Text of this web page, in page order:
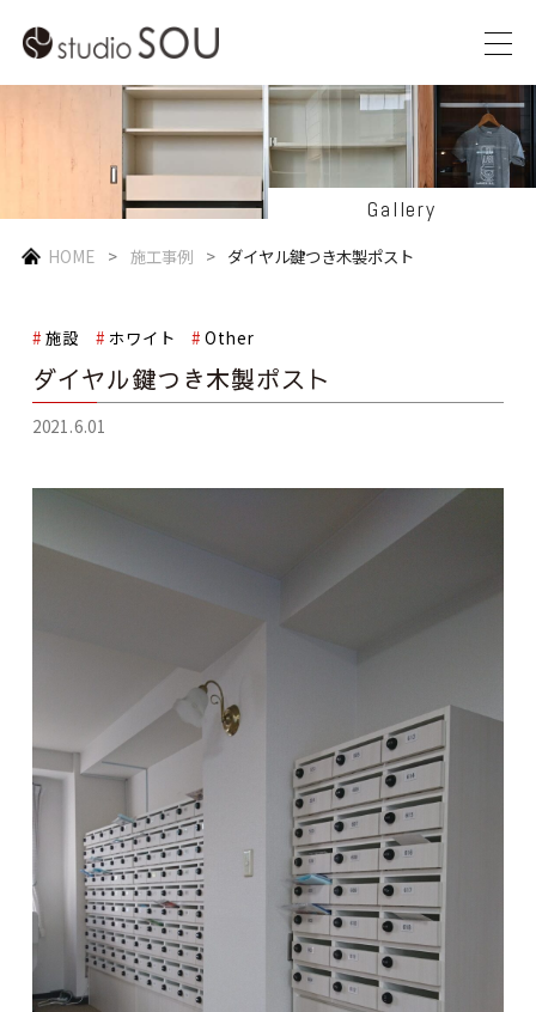
Gallery
HOME 施工事例 ダイヤル鍵つき木製ポスト
施設 ホワイト Other
ダイヤル鍵つき木製ポスト
2021.6.01